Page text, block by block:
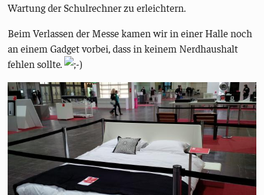
Wartung der Schulrechner zu erleichtern.
Beim Verlassen der Messe kamen wir in einer Halle noch
an einem Gadget vorbei, dass in keinem Nerdhaushalt
fehlen sollte.